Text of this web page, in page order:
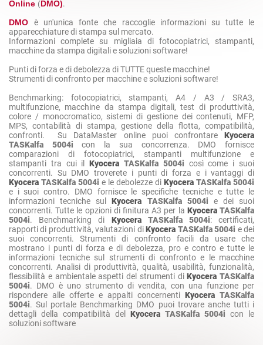
Online (DMO).
DMO
è un'unica fonte che raccoglie informazioni su tutte le
apparecchiature di stampa sul mercato.
Informazioni complete su migliaia di fotocopiatrici, stampanti,
macchine da stampa digitali e soluzioni software!
Punti di forza e di debolezza di TUTTE queste macchine!
Strumenti di confronto per macchine e soluzioni software!
Benchmarking: fotocopiatrici, stampanti, A4 / A3 / SRA3,
multifunzione, macchine da stampa digitali, test di produttività,
colore / monocromatico, sistemi di gestione dei contenuti, MFP,
MPS, contabilità di stampa, gestione della flotta, compatibilità,
confronti. Su DataMaster online puoi confrontare Kyocera
TASKalfa 5004i con la sua concorrenza. DMO fornisce
comparazioni di fotocopiatrici, stampanti multifunzione e
stampanti tra cui ilKyocera TASKalfa 5004i così come i suoi
concorrenti. Su DMO troverete i punti di forza e i vantaggi di
Kyocera TASKalfa 5004i e le debolezze di Kyocera TASKalfa 5004i
e i suoi contro. DMO fornisce le specifiche tecniche e tutte le
informazioni tecniche sulKyocera TASKalfa 5004i e dei suoi
concorrenti. Tutte le opzioni di finitura A3 per la Kyocera TASKalfa
5004i. Benchmarking di Kyocera TASKalfa 5004i: certificati,
rapporti di produttività, valutazioni diKyocera TASKalfa 5004i e dei
suoi concorrenti. Strumenti di confronto facili da usare che
mostrano i punti di forza e di debolezza, pro e contro e tutte le
informazioni tecniche sul strumenti di confronto e le macchine
concorrenti. Analisi di produttività, qualità, usabilità, funzionalità,
flessibilità e ambientale aspetti del strumenti diKyocera TASKalfa
5004i. DMO è uno strumento di vendita, con una funzione per
rispondere alle offerte e appalti concernenti Kyocera TASKalfa
5004i. Sul portale Benchmarking DMO puoi trovare anche tutti i
dettagli della compatibilità del Kyocera TASKalfa 5004i con le
soluzioni software